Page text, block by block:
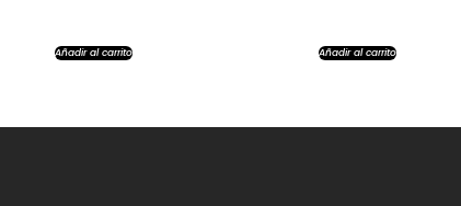
Añadir al carrito Añadir al carrito